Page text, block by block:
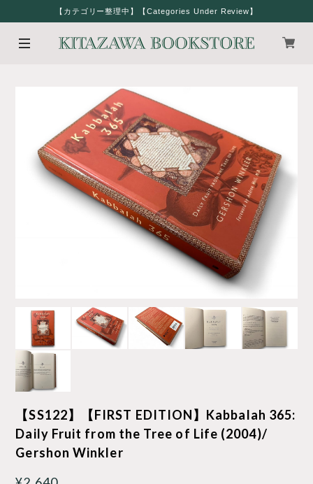
【カテゴリー整理中】【Categories Under Review】
【SS122】【FIRST EDITION】Kabbalah 365:
Daily Fruit from the Tree of Life (2004)/
Gershon Winkler